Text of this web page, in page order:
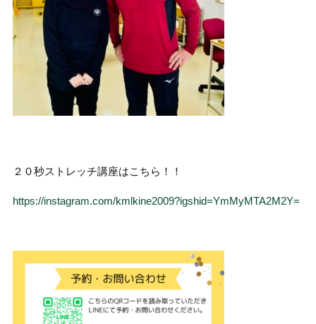
２０秒ストレッチ講座はこちら！！
https://instagram.com/kmlkine2009?igshid=YmMyMTA2M2Y=